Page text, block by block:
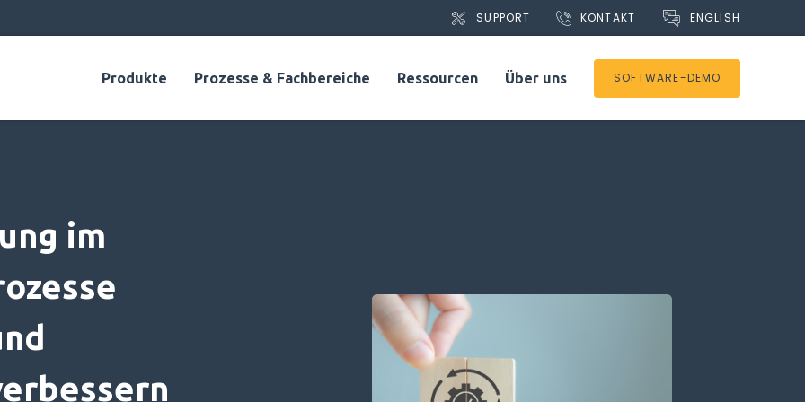
SUPPORT KONTAKT ENGLISH
Produkte Prozesse & Fachbereiche Ressourcen Über uns SOFTWARE-DEMO
im